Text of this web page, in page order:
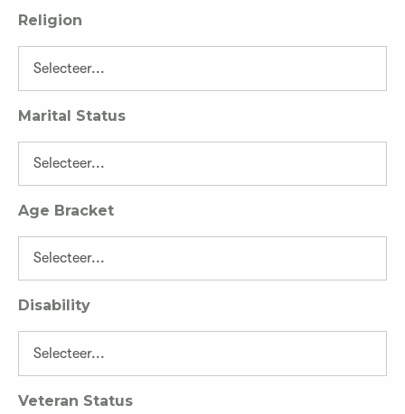
Religion
Marital Status
Age Bracket
Disability
Veteran Status